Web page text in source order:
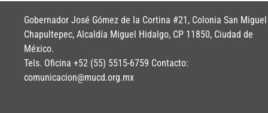
Gobernador José Gómez de la Cortina #21, Colonia San Miguel
Chapultepec, Alcaldía Miguel Hidalgo, CP 11850, Ciudad de
México.
Tels. Oficina +52 (55) 5515-6759 Contacto:
comunicacion@mucd.org.mx